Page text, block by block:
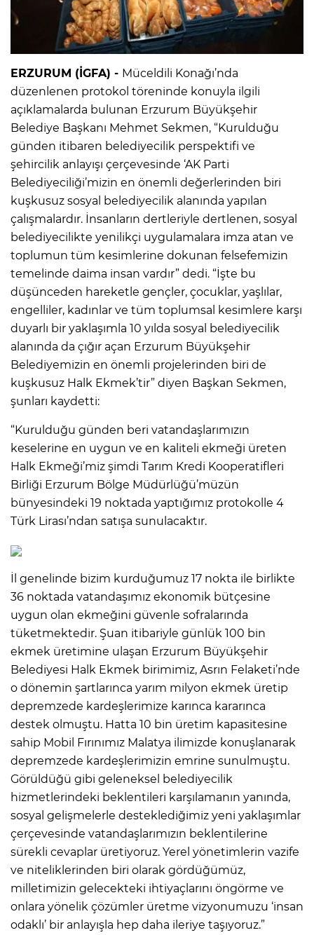
ERZURUM (İGFA) - Müceldili Konağı’nda
düzenlenen protokol töreninde konuyla ilgili
açıklamalarda bulunan Erzurum Büyükşehir
Belediye Başkanı Mehmet Sekmen, “Kurulduğu
günden itibaren belediyecilik perspektifi ve
şehircilik anlayışı çerçevesinde ‘AK Parti
Belediyeciliği’mizin en önemli değerlerinden biri
kuşkusuz sosyal belediyecilik alanında yapılan
çalışmalardır. İnsanların dertleriyle dertlenen, sosyal
belediyecilikte yenilikçi uygulamalara imza atan ve
toplumun tüm kesimlerine dokunan felsefemizin
temelinde daima insan vardır” dedi. “İşte bu
düşünceden hareketle gençler, çocuklar, yaşlılar,
engelliler, kadınlar ve tüm toplumsal kesimlere karşı
duyarlı bir yaklaşımla 10 yılda sosyal belediyecilik
alanında da çığır açan Erzurum Büyükşehir
Belediyemizin en önemli projelerinden biri de
kuşkusuz Halk Ekmek’tir” diyen Başkan Sekmen,
şunları kaydetti:
“Kurulduğu günden beri vatandaşlarımızın
keselerine en uygun ve en kaliteli ekmeği üreten
Halk Ekmeği’miz şimdi Tarım Kredi Kooperatifleri
Birliği Erzurum Bölge Müdürlüğü’müzün
bünyesindeki 19 noktada yaptığımız protokolle 4
Türk Lirası’ndan satışa sunulacaktır.
İl genelinde bizim kurduğumuz 17 nokta ile birlikte
36 noktada vatandaşımız ekonomik bütçesine
uygun olan ekmeğini güvenle sofralarında
tüketmektedir. Şuan itibariyle günlük 100 bin
ekmek üretimine ulaşan Erzurum Büyükşehir
Belediyesi Halk Ekmek birimimiz, Asrın Felaketi’nde
o dönemin şartlarınca yarım milyon ekmek üretip
depremzede kardeşlerimize karınca kararınca
destek olmuştu. Hatta 10 bin üretim kapasitesine
sahip Mobil Fırınımız Malatya ilimizde konuşlanarak
depremzede kardeşlerimizin emrine sunulmuştu.
Görüldüğü gibi geleneksel belediyecilik
hizmetlerindeki beklentileri karşılamanın yanında,
sosyal gelişmelerle desteklediğimiz yeni yaklaşımlar
çerçevesinde vatandaşlarımızın beklentilerine
sürekli cevaplar üretiyoruz. Yerel yönetimlerin vazife
ve niteliklerinden biri olarak gördüğümüz,
milletimizin gelecekteki ihtiyaçlarını öngörme ve
onlara yönelik çözümler üretme vizyonumuzu ‘insan
odaklı’ bir anlayışla hep daha ileriye taşıyoruz.”